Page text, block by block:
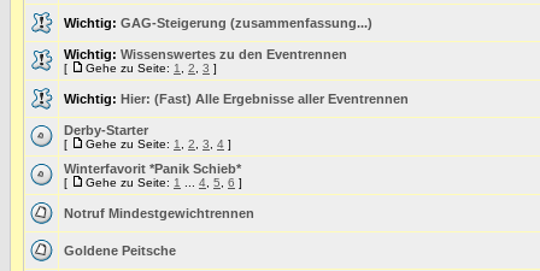
Wichtig: GAG-Steigerung (zusammenfassung...)
Wichtig: Wissenswertes zu den Eventrennen
[ Gehe zu Seite: 1 2 3 ]
Wichtig: Hier: (Fast) Alle Ergebnisse aller Eventrennen
Derby-Starter
[ Gehe zu Seite: 1 2 3 4 ]
Winterfavorit *Panik Schieb*
[ Gehe zu Seite: 1 4 5 6 ]
Notruf Mindestgewichtrennen
Goldene Peitsche